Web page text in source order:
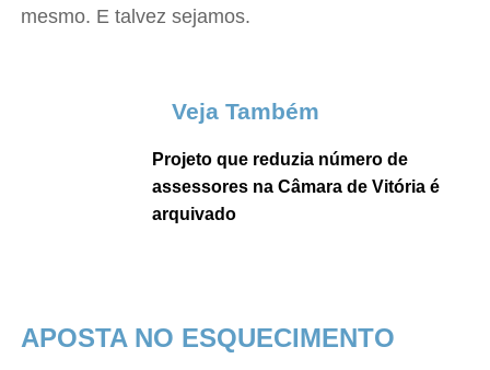
mesmo. E talvez sejamos.
Veja Também
Projeto que reduzia número de
assessores na Câmara de Vitória é
arquivado
APOSTA NO ESQUECIMENTO